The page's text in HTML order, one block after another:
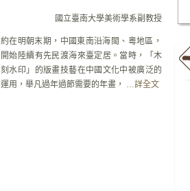
國立臺南大學美術學系副教授
約在明朝末期，中國東南沿海閩、粵地區，
開始陸續有先民渡海來臺定居。當時，「木
刻水印」的版畫技藝在中國文化中被廣泛的
運用，舉凡過年過節需要的年畫， …詳全文